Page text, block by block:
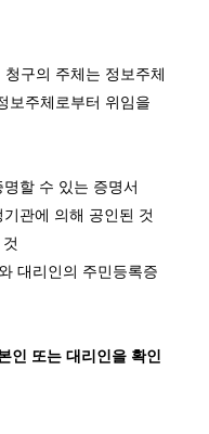
구의 주체는 정보주체
보주체로부터 위임을
할 수 있는 증명서
관에 의해 공인된 것
대리인의 주민등록증
인 또는 대리인을 확인